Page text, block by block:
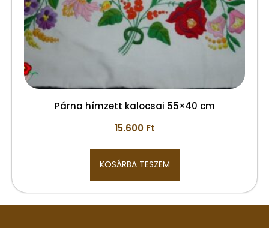
Párna hímzett kalocsai 55×40 cm
15.600 Ft
KOSÁRBA TESZEM